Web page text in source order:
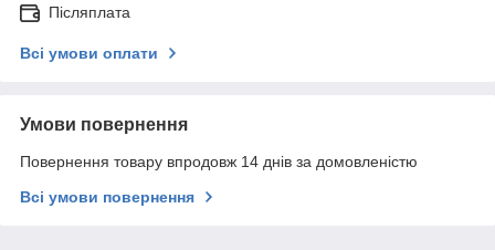
Післяплата
Всі умови оплати
Умови повернення
Повернення товару впродовж 14 днів за домовленістю
Всі умови повернення